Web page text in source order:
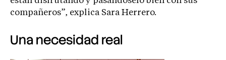
compañeros”, explica Sara Herrero.
Una necesidad real